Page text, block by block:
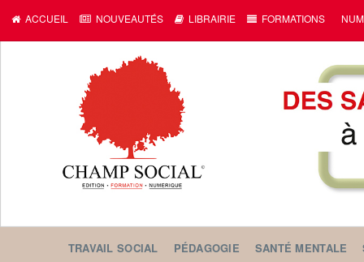
ACCUEIL NOUVEAUTÉS LIBRAIRIE FORMATIONS
TRAVAIL SOCIAL PÉDAGOGIE SANTÉ MENTALE